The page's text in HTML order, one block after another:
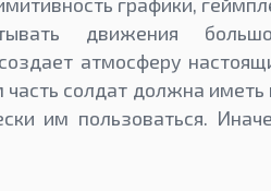
движения
атмосферу
солдат должна иметь
им пользоваться.